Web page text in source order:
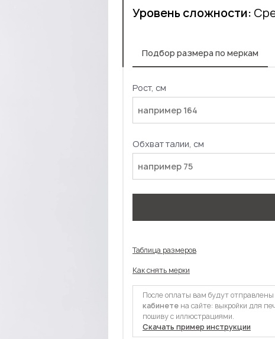
Уровень сложности:
Подбор размера по меркам
Рост, см
Обхват талии, см
Таблица размеров
Как снять мерки
После оплаты вам будут отправлены
кабинете на сайте: выкройки для
пошиву с иллюстрациями.
Скачать пример инструкции